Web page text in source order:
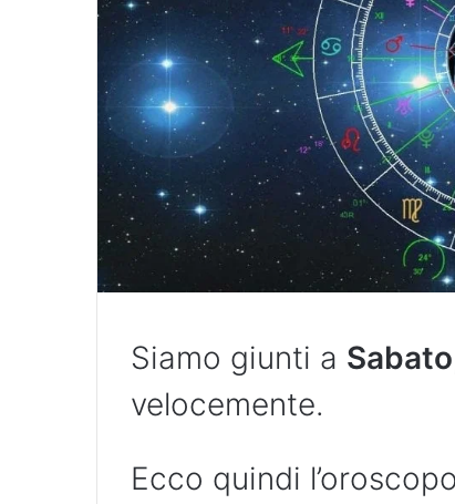
Siamo giunti a Sabato
velocemente.
Ecco quindi